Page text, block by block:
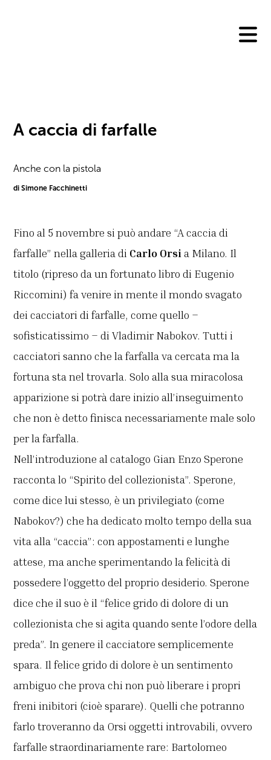
A caccia di farfalle
Anche con la pistola
di Simone Facchinetti
Fino al 5 novembre si può andare “A caccia di
farfalle” nella galleria di Carlo Orsi a Milano. Il
titolo (ripreso da un fortunato libro di Eugenio
Riccomini) fa venire in mente il mondo svagato
dei cacciatori di farfalle, come quello –
sofisticatissimo – di Vladimir Nabokov. Tutti i
cacciatori sanno che la farfalla va cercata ma la
fortuna sta nel trovarla. Solo alla sua miracolosa
apparizione si potrà dare inizio all’inseguimento
che non è detto finisca necessariamente male solo
per la farfalla.
Nell’introduzione al catalogo Gian Enzo Sperone
racconta lo “Spirito del collezionista”. Sperone,
come dice lui stesso, è un privilegiato (come
Nabokov?) che ha dedicato molto tempo della sua
vita alla “caccia”: con appostamenti e lunghe
attese, ma anche sperimentando la felicità di
possedere l’oggetto del proprio desiderio. Sperone
dice che il suo è il “felice grido di dolore di un
collezionista che si agita quando sente l’odore della
preda”. In genere il cacciatore semplicemente
spara. Il felice grido di dolore è un sentimento
ambiguo che prova chi non può liberare i propri
freni inibitori (cioè sparare). Quelli che potranno
farlo troveranno da Orsi oggetti introvabili, ovvero
farfalle straordinariamente rare: Bartolomeo